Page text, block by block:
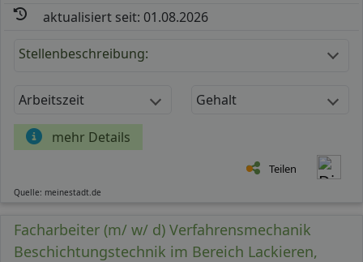
aktualisiert seit: 01.08.2026
Stellenbeschreibung:
Arbeitszeit Gehalt
mehr Details
Teilen
Quelle: meinestadt.de
Facharbeiter (m/ w/ d) Verfahrensmechanik
Beschichtungstechnik im Bereich Lackieren,